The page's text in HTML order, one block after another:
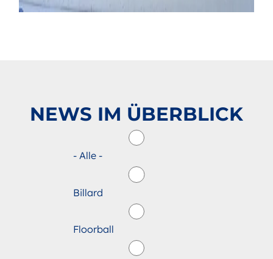
NEWS IM ÜBERBLICK
- Alle -
Billard
Floorball